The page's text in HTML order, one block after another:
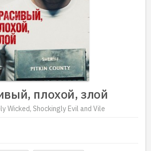
плохой, злой
Wicked, Shockingly Evil and Vile